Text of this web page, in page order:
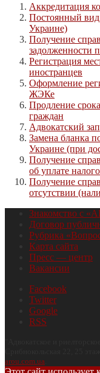
Аккредитация
Постоянный
Украине)
Получение
задолженности
Регистрация
иностранцев
Оформление
ЖЭКе
Продление
граждан
Адвокатский
Замена бланка
Украине (при
Получение
об уплате
Получение
отсутствии
Знакомство с
Договор
Рубрика
Карта сайта
Пресс — центр
Вакансии
Facebook
Twitter
Google
RSS
arou.com.ua